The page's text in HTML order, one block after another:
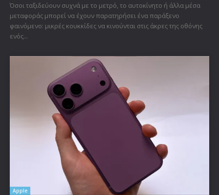
Όσοι ταξιδεύουν συχνά με το μετρό, το αυτοκίνητο ή άλλα μέσα
μεταφοράς μπορεί να έχουν παρατηρήσει ένα παράξενο
φαινόμενο: μικρές κουκκίδες να κινούνται στις άκρες της οθόνης
ενός...
Apple